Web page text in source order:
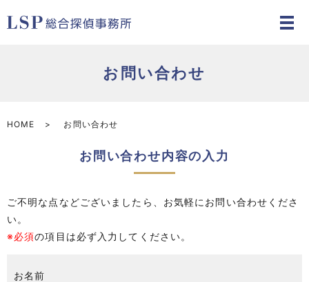
お問い合わせ
HOME お問い合わせ
お問い合わせ内容の入力
ご不明な点などございましたら、お気軽にお問い合わせくださ
い。
※必須の項目は必ず入力してください。
お名前